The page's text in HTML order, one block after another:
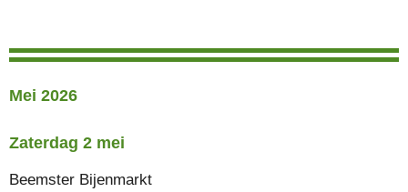
Mei 2026
Zaterdag 2 mei
Beemster Bijenmarkt